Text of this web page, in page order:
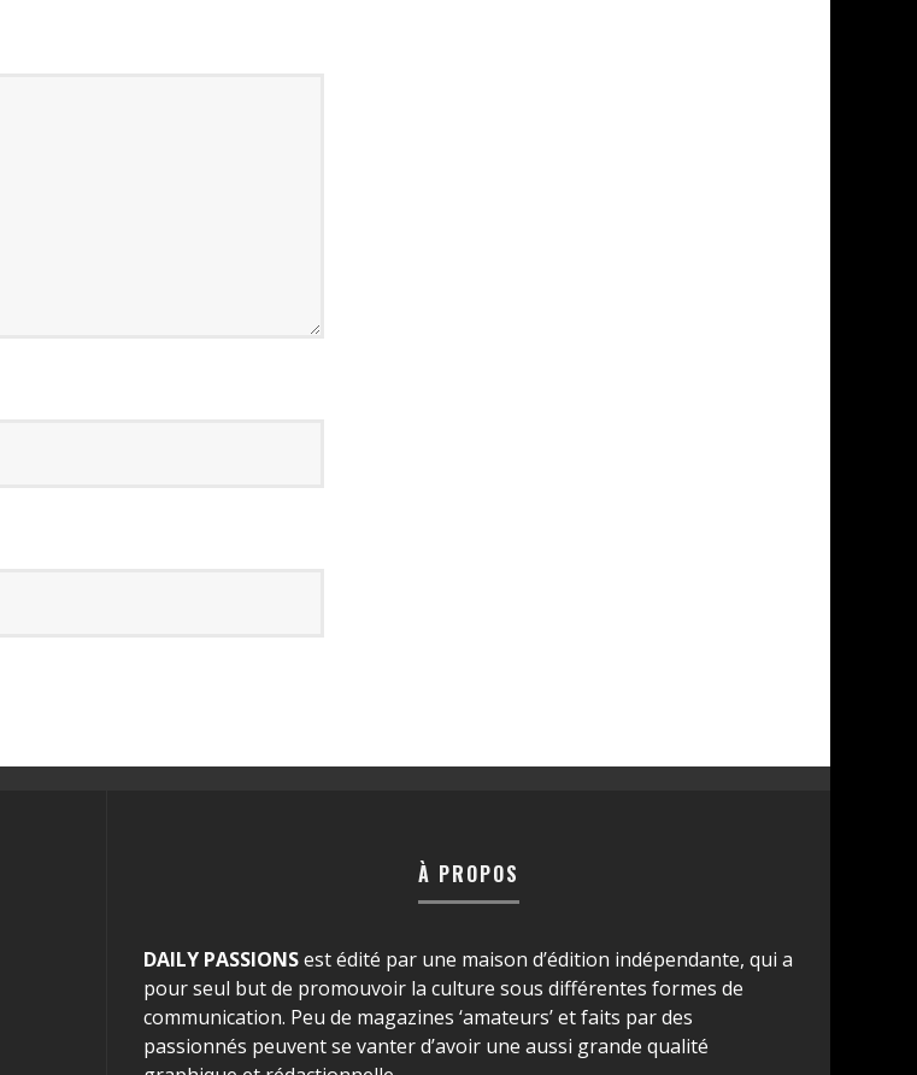
À PROPOS
DAILY PASSIONSest édité par une maison d’édition indépendante, qui a
pour seul but de promouvoir la culture sous différentes formes de
communication. Peu de magazines ‘amateurs’ et faits par des
passionnés peuvent se vanter d’avoir une aussi grande qualité